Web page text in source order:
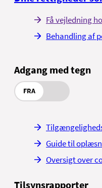
Få vejledning
Behandling af
Adgang med tegn
FRA
Guide til
Oversigt over
Tilsynsrapporter